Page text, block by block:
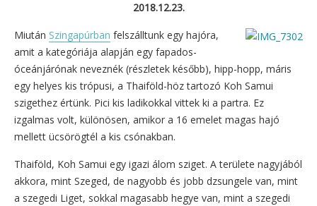
2018.12.23.
Miután Szingapúrban felszálltunk egy hajóra,
amit a kategóriája alapján egy fapados-
óceánjárónak neveznék (részletek később), hipp-hopp, máris
egy helyes kis trópusi, a Thaiföld-höz tartozó Koh Samui
szigethez értünk. Pici kis ladikokkal vittek ki a partra. Ez
izgalmas volt, különösen, amikor a 16 emelet magas hajó
mellett ücsörögtél a kis csónakban.
Thaiföld, Koh Samui egy igazi álom sziget. A területe nagyjából
akkora, mint Szeged, de nagyobb és jobb dzsungele van, mint
a szegedi Liget, sokkal magasabb hegye van, mint a szegedi